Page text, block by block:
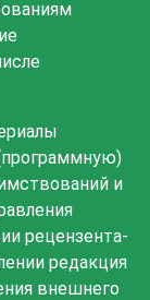
и
рецензента-
редакция
внешнего